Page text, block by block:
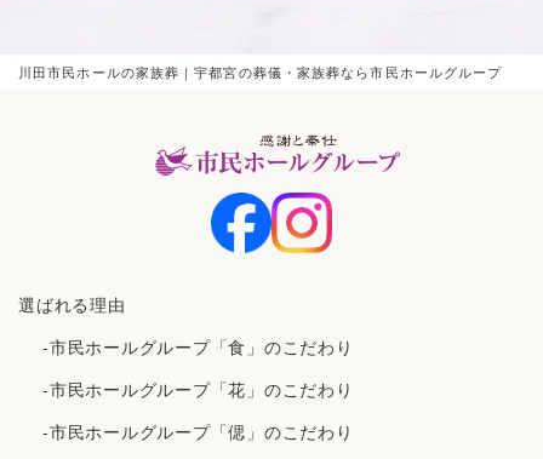
川田市民ホールの家族葬｜宇都宮の葬儀・家族葬なら市民ホールグループ
選ばれる理由
-市民ホールグループ「食」のこだわり
-市民ホールグループ「花」のこだわり
-市民ホールグループ「偲」のこだわり